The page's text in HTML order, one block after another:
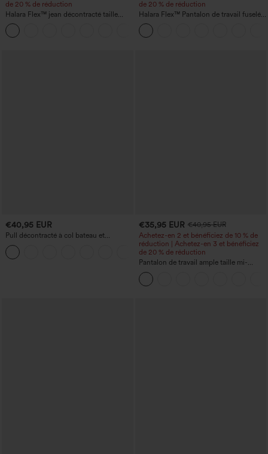
de 20 % de réduction
Halara Flex™ jean décontracté taille
haute, large, avec poches, ourlet
retroussé et effet délavé
de 20 % de réduction
Halara Flex™ Pantalon de travail fuselé,
uni, taille haute, avec poches
€40,95 EUR
Pull décontracté à col bateau et
manches chauve-souris
+1
€35,95 EUR €40,95 EUR
Achetez-en 2 et bénéficiez de 10 % de
réduction | Achetez-en 3 et bénéficiez
de 20 % de réduction
Pantalon de travail ample taille mi-
haute, coupe « barrel » (jambe en forme
de tonneau) avec poches